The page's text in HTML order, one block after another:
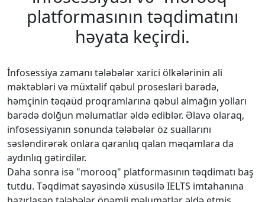
platformasının təqdimatını
həyata keçirdi.
İnfosessiya zamanı tələbələr xarici ölkələrinin ali
məktəbləri və müxtəlif qəbul prosesləri barədə,
həmçinin təqaüd proqramlarına qəbul almağın yolları
barədə dolğun məlumatlar əldə ediblər. Əlavə olaraq,
infosessiyanın sonunda tələbələr öz suallarını
səsləndirərək onlara qaranlıq qalan məqamlara da
aydınlıq gətirdilər.
Daha sonra isə "morooq" platformasının təqdimatı baş
tutdu. Təqdimat sayəsində xüsusilə IELTS imtahanına